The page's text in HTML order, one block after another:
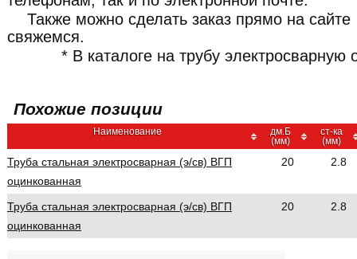
Также можно сделать заказ прямо на
свяжемся.
* В каталоге на трубу
Похожие позиции
Наименование
дм.Б
(мм)
ст-ка
(мм)
Труба стальная электросварная (э/св) ВГП
оцинкованная
20 2.8
Труба стальная электросварная (э/св) ВГП
оцинкованная
20 2.8